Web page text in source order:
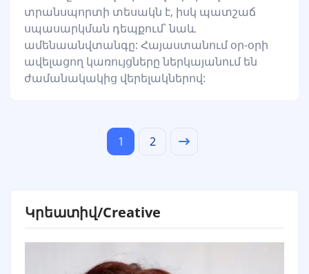
տրանսպորտի տեսակն է, իսկ պատշաճ
սպասարկման դեպքում՝ նաև
ամենաանվտանգը: Հայաստանում օր-օրի
ավելացող կառույցները ներկայանում են
ժամանակակից վերելակներով:
1 2
Կրեատիվ/Creative